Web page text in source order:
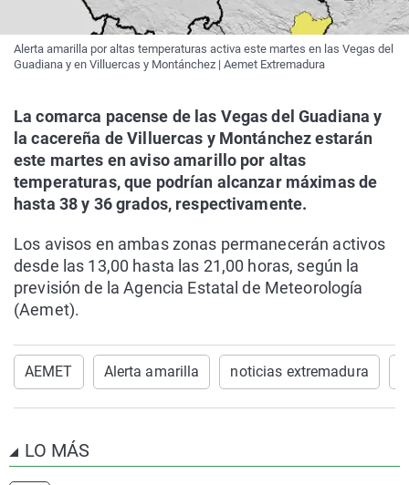
Alerta amarilla por altas temperaturas activa este martes en las Vegas del
Guadiana y en Villuercas y Montánchez | Aemet Extremadura
La comarca pacense de las Vegas del Guadiana y
la cacereña de Villuercas y Montánchez estarán
este martes en aviso amarillo por altas
temperaturas, que podrían alcanzar máximas de
hasta 38 y 36 grados, respectivamente.
Los avisos en ambas zonas permanecerán activos
desde las 13,00 hasta las 21,00 horas, según la
previsión de la Agencia Estatal de Meteorología
(Aemet).
AEMET Alerta amarilla noticias extremadura
LO MÁS